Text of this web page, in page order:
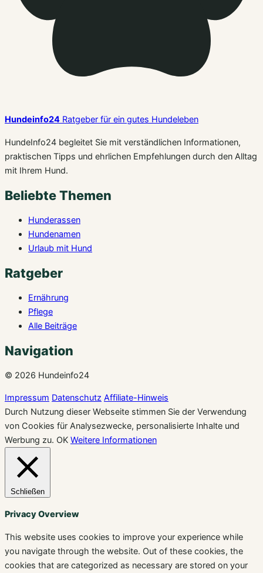
Hundeinfo24 Ratgeber für ein gutes Hundeleben
HundeInfo24 begleitet Sie mit verständlichen Informationen,
praktischen Tipps und ehrlichen Empfehlungen durch den Alltag
mit Ihrem Hund.
Beliebte Themen
Hunderassen
Hundenamen
Urlaub mit Hund
Ratgeber
Ernährung
Pflege
Alle Beiträge
Navigation
© 2026 Hundeinfo24
Impressum Datenschutz Affiliate-Hinweis
Durch Nutzung dieser Webseite stimmen Sie der Verwendung
von Cookies für Analysezwecke, personalisierte Inhalte und
Werbung zu. OK Weitere Informationen
Schließen
Privacy Overview
This website uses cookies to improve your experience while
you navigate through the website. Out of these cookies, the
cookies that are categorized as necessary are stored on your